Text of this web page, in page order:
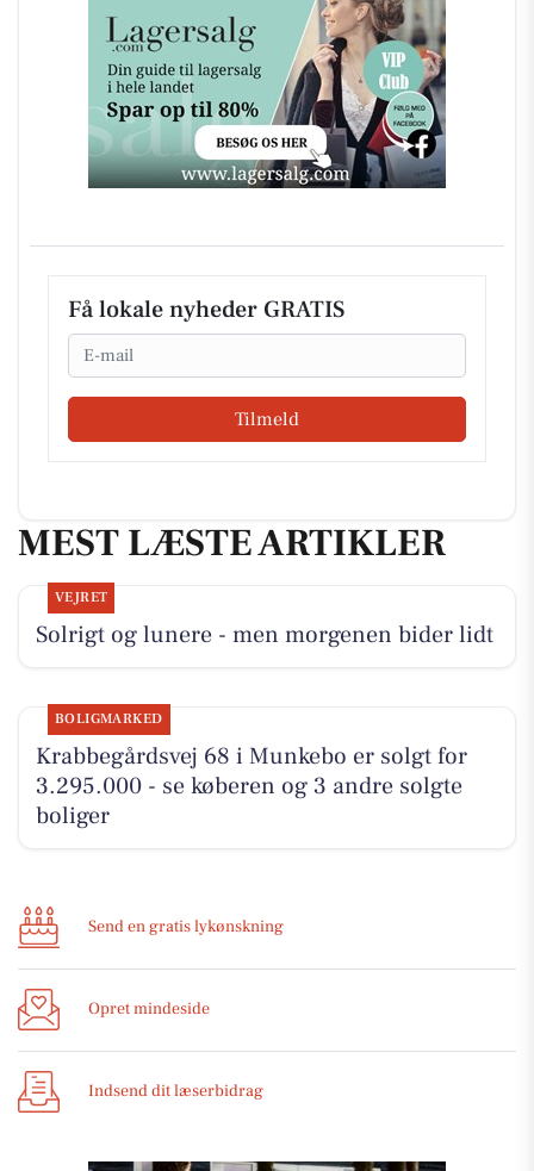
Få lokale nyheder GRATIS
Email
Tilmeld
MEST LÆSTE ARTIKLER
VEJRET
Solrigt og lunere - men morgenen bider lidt
BOLIGMARKED
Krabbegårdsvej 68 i Munkebo er solgt for
3.295.000 - se køberen og 3 andre solgte
boliger
Send en gratis lykønskning
Opret mindeside
Indsend dit læserbidrag